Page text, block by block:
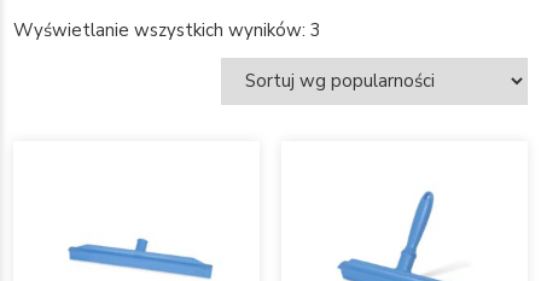
Wyświetlanie wszystkich wyników: 3